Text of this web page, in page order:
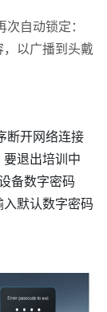
自动锁定：
以广播到头戴
断开网络连接
要退出培训中
备数字密码
入默认数字密码